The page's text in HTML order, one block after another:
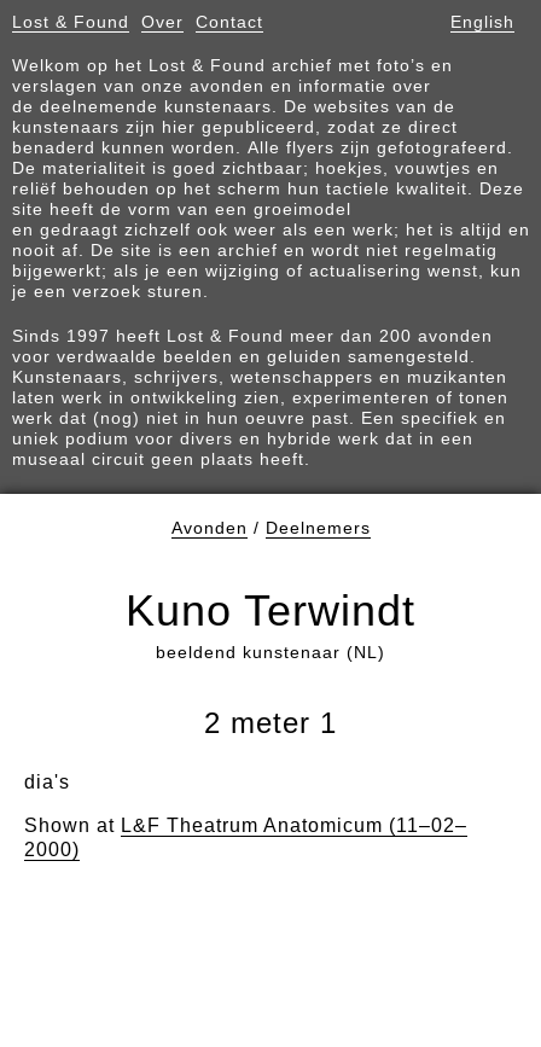
Lost & Found Over Contact English
Welkom op het Lost & Found archief met foto’s en
verslagen van onze avonden en informatie over
de deelnemende kunstenaars. De websites van de
kunstenaars zijn hier gepubliceerd, zodat ze direct
benaderd kunnen worden. Alle flyers zijn gefotografeerd.
De materialiteit is goed zichtbaar; hoekjes, vouwtjes en
reliëf behouden op het scherm hun tactiele kwaliteit. Deze
site heeft de vorm van een groeimodel
en gedraagt zichzelf ook weer als een werk; het is altijd en
nooit af. De site is een archief en wordt niet regelmatig
bijgewerkt; als je een wijziging of actualisering wenst, kun
je een verzoek sturen.
Sinds 1997 heeft Lost & Found meer dan 200 avonden
voor verdwaalde beelden en geluiden samengesteld.
Kunstenaars, schrijvers, wetenschappers en muzikanten
laten werk in ontwikkeling zien, experimenteren of tonen
werk dat (nog) niet in hun oeuvre past. Een specifiek en
uniek podium voor divers en hybride werk dat in een
museaal circuit geen plaats heeft.
Avonden / Deelnemers
Kuno Terwindt
beeldend kunstenaar (NL)
2 meter 1
dia's
Shown at L&F Theatrum Anatomicum (11–02–
2000)